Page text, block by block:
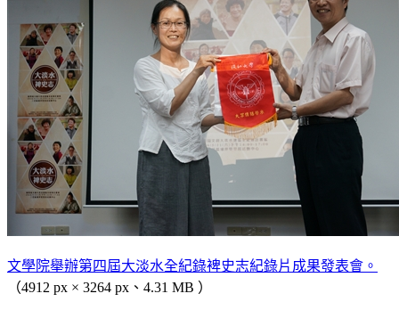
文學院舉辦第四屆大淡水全紀錄裨史志紀錄片成果發表會。
（4912 px × 3264 px、4.31 MB ）